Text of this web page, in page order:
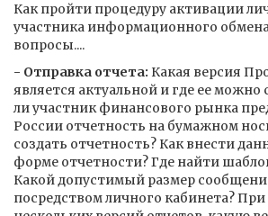
Как пройти процедуру активации
участника информационного
вопросы....
- Отправка отчета: Какая версия
является актуальной и где ее
ли участник финансового рынка
России отчетность на бумажном
создать отчетность? Как внести
форме отчетности? Где найти
Какой допустимый размер
посредством личного кабинета?